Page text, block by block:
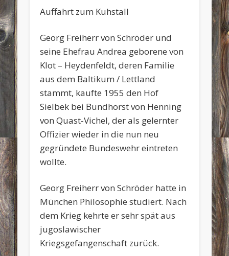
Auffahrt zum Kuhstall
Georg Freiherr von Schröder und
seine Ehefrau Andrea geborene von
Klot – Heydenfeldt, deren Familie
aus dem Baltikum / Lettland
stammt, kaufte 1955 den Hof
Sielbek bei Bundhorst von Henning
von Quast-Vichel, der als gelernter
Offizier wieder in die nun neu
gegründete Bundeswehr eintreten
wollte.
Georg Freiherr von Schröder hatte in
München Philosophie studiert. Nach
dem Krieg kehrte er sehr spät aus
jugoslawischer
Kriegsgefangenschaft zurück.